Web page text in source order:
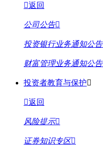
返回
公司公告
投资银行业务通知公告
财富管理业务通知公告
投资者教育与保护
返回
风险提示
证券知识专区